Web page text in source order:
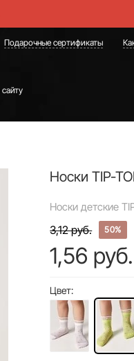
Подарочные сертификаты
Носки TIP-
Носки детские
3,12 руб. 50%
1,56 руб.
Цвет: